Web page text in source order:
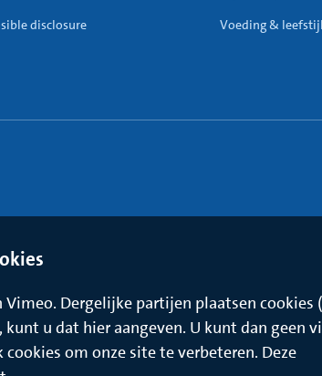
disclosure Voeding & leefstijl
Vimeo. Dergelijke partijen plaatsen cookies
u dat hier aangeven. U kunt dan geen
om onze site te verbeteren. Deze